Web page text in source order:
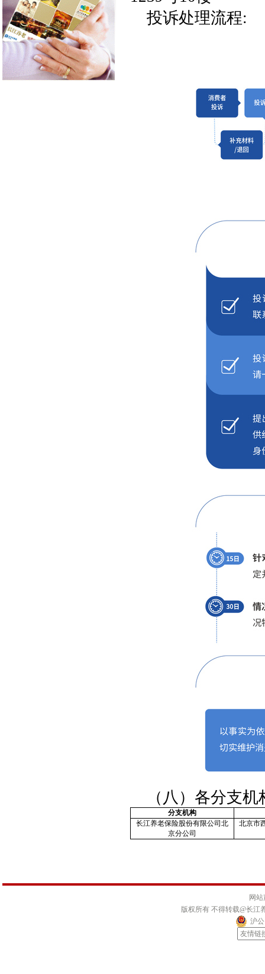
投诉处理流程:
（八）各分支
分支机构
长江养老保险股份有限公司北
京分公司
北京市
网
版权所有 不得转载@长江
沪公